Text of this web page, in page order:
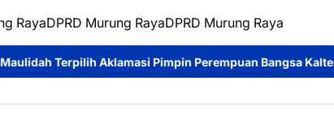
RayaDPRD Murung RayaDPRD Murung Raya
Pimpin Perempuan Bangsa Kalteng Periode 2026–2031